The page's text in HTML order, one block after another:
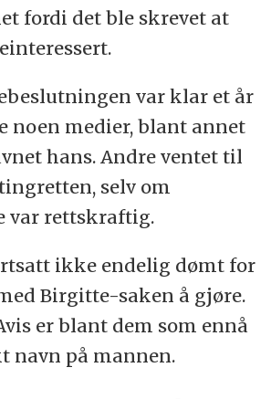
fordi det ble skrevet at
var klar et år
noen medier, blant annet
hans. Andre ventet til
selv om
var rettskraftig.
ikke endelig dømt for
Birgitte-saken å gjøre.
er blant dem som ennå
navn på mannen.